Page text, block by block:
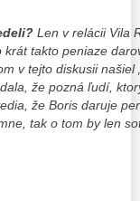
Len v relácii Vila
takto peniaze
v tejto diskusii našiel
že pozná ľudí,
že Boris daruje
tak o tom by len